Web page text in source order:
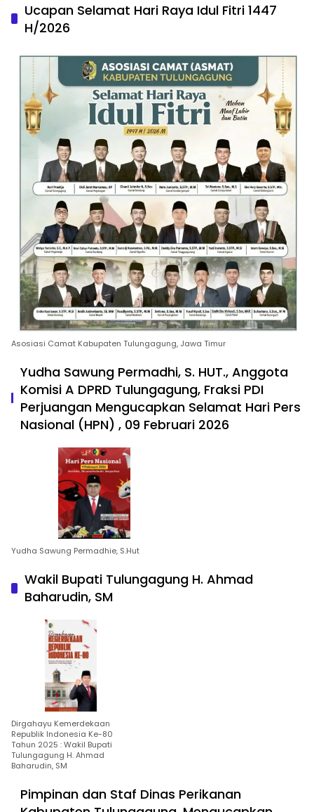
Ucapan Selamat Hari Raya Idul Fitri 1447
H/2026
Asosiasi Camat Kabupaten Tulungagung, Jawa Timur
Yudha Sawung Permadhi, S. HUT., Anggota
Komisi A DPRD Tulungagung, Fraksi PDI
Perjuangan Mengucapkan Selamat Hari Pers
Nasional (HPN) , 09 Februari 2026
Yudha Sawung Permadhie, S.Hut
Wakil Bupati Tulungagung H. Ahmad
Baharudin, SM
Dirgahayu Kemerdekaan
Republik Indonesia Ke-80
Tahun 2025 : Wakil Bupati
Tulungagung H. Ahmad
Baharudin, SM
Pimpinan dan Staf Dinas Perikanan